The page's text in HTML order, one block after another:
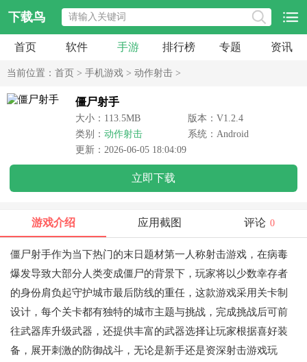
下载鸟
首页 软件 手游 排行榜 专题 资讯
当前位置： 首页 > 手机游戏 > 动作射击 >
僵尸射手
大小：113.5MB
版本：V1.2.4
类别： 动作射击
系统：Android
更新：2026-06-05 18:04:09
立即下载
游戏介绍 应用截图 评论 0
僵尸射手作为当下热门的末日题材第一人称射击游戏，在病毒
爆发导致大部分人类变成僵尸的背景下，玩家将以少数幸存者
的身份肩负起守护城市最后防线的重任，这款游戏采用关卡制
设计，每个关卡都有独特的城市主题与挑战，完成挑战后可前
往武器库升级武器，还提供丰富的武器选择让玩家根据喜好装
备，展开刺激的防御战斗，无论是新手还是资深射击游戏玩